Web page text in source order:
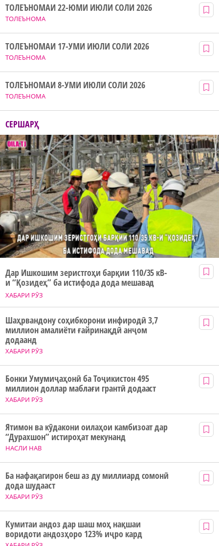
ТОЛЕЪНОМА
ТОЛЕЪНОМАИ 22-ЮМИ ИЮЛИ СОЛИ 2026
ТОЛЕЪНОМА
ТОЛЕЪНОМАИ 17-УМИ ИЮЛИ СОЛИ 2026
ТОЛЕЪНОМА
ТОЛЕЪНОМАИ 8-УМИ ИЮЛИ СОЛИ 2026
СЕРШАРҲ
ХАБАРИ РӮЗ
Дар Ишкошим зеристгоҳи барқии 110/35 кВ-
и “Қозидеҳ” ба истифода дода мешавад
ХАБАРИ РӮЗ
Шаҳрвандону соҳибкорони инфиродӣ 3,7
миллион амалиёти ғайринақдӣ анҷом
додаанд
ХАБАРИ РӮЗ
Бонки Умумиҷаҳонӣ ба Тоҷикистон 495
миллион доллар маблағи грантӣ додааст
НАСЛИ НАВ
Ятимон ва кӯдакони оилаҳои камбизоат дар
“Дурахшон” истироҳат мекунанд
ХАБАРИ РӮЗ
Ба нафақагирон беш аз ду миллиард сомонӣ
дода шудааст
Кумитаи андоз дар шаш моҳ нақшаи
воридоти андозҳоро 123% иҷро кард